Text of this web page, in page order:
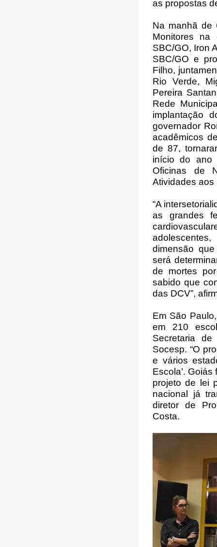
as propostas
Na manhã de
Monitores na
SBC/GO, Iron
SBC/GO e
Filho,
Rio Verde,
Pereira
Rede
implantação
governador
acadêmicos
de 87,
início do ano
Oficinas de
Atividades aos
“A
as grandes
dimensão
será
de mortes
sabido que
das DCV”,
Em São
em 210
Secretaria
Socesp. “O
e vários
Escola’.
projeto de lei
nacional já
diretor de
Costa.